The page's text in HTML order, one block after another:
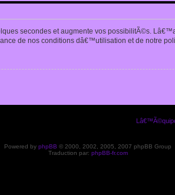
secondes et augmente vos possibilitÃ©s.
de nos conditions dâ€™utilisation et de notre
Powered by phpBB © 2000, 2002, 2005, 2007 phpBB Group
Traduction par: phpBB-fr.com